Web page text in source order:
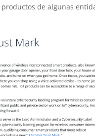
de algunas